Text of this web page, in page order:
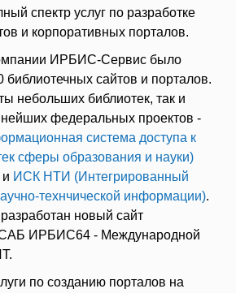
спектр услуг по разработке
и корпоративных порталов.
ИРБИС-Сервис было
сайтов и порталов.
небольших библиотек, так и
федеральных проектов -
система доступа к
сферы образования и науки)
и ИСК НТИ (Интегрированный
технчической информации).
новый сайт
САБ ИРБИС64 - Международной
по созданию порталов на